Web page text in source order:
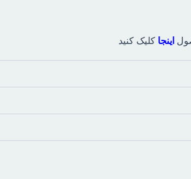
اینجا کلیک کنید